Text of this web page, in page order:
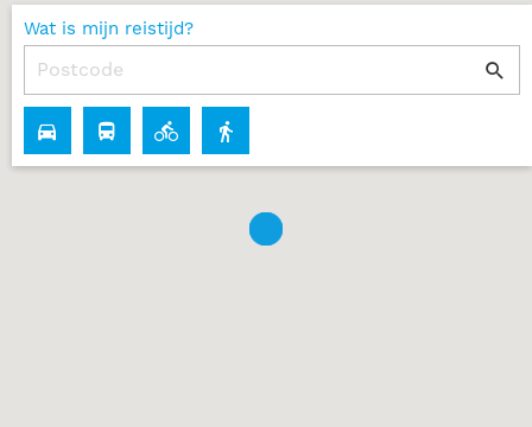
Wat is mijn reistijd?